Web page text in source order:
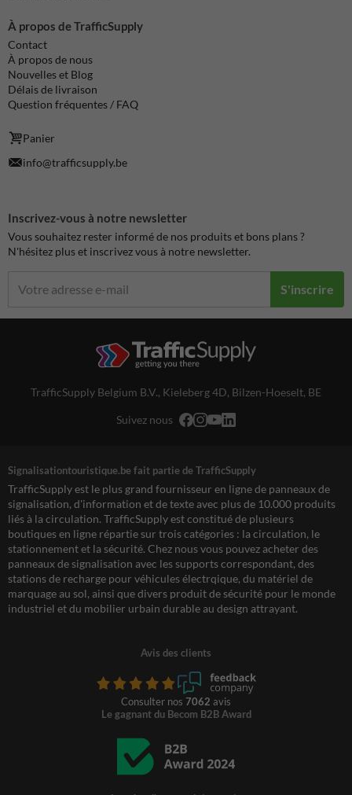
À propos de TrafficSupply
Contact
À propos de nous
Nouvelles et Blog
Délais de livraison
Question fréquentes / FAQ
Panier
info@trafficsupply.be
Inscrivez-vous à notre newsletter
Vous souhaitez rester informé de nos produits et bons plans ?
N'hésitez plus et inscrivez vous à notre newsletter.
S'inscrire
TrafficSupply Belgium B.V., Kieleberg 4D, Bilzen-Hoeselt, BE
Suivez nous
Signalisationtouristique.be fait partie de TrafficSupply
TrafficSupply est le plus grand fournisseur en ligne de panneaux de
signalisation, d'information et de texte avec plus de 10.000 produits
liés à la circulation. TrafficSupply est constitué de plusieurs
boutiques en ligne répartie sur trois catégories : la circulation, le
stationnement et la sécurité. Chez nous vous pouvez acheter des
panneaux de signalisation avec les supports correspondant, des
stations de recharge pour véhicules électrqique, du matériel de
marquage au sol, ainsi que divers produit de sécurité pour le monde
industriel et du mobilier urbain durable au design attrayant.
Avis des clients
Consulter nos 7062 avis
Le gagnant du Becom B2B Award